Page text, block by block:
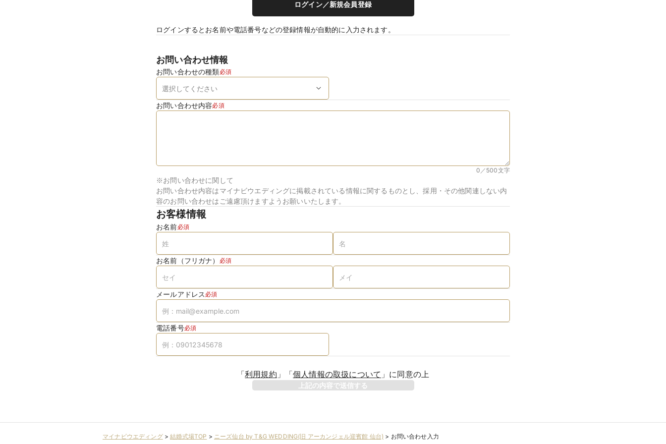
ログイン／新規会員登録
ログインするとお名前や電話番号などの登録情報が自動的に入力されます。
お問い合わせ情報
お問い合わせの種類必須
お問い合わせ内容必須
0／500文字
※お問い合わせに関して
お問い合わせ内容はマイナビウエディングに掲載されている情報に関するものとし、採用・その他関連しない内
容のお問い合わせはご遠慮頂けますようお願いいたします。
お客様情報
お名前必須
お名前（フリガナ） 必須
メールアドレス 必須
電話番号必須
「利用規約 」 「個人情報の取扱について 」 に同意の上
上記の内容で送信する
マイナビウエディング>結婚式場TOP > ニーズ仙台 by T&G WEDDING(旧 アーカンジェル迎賓館 仙台) > お問い合わせ入力